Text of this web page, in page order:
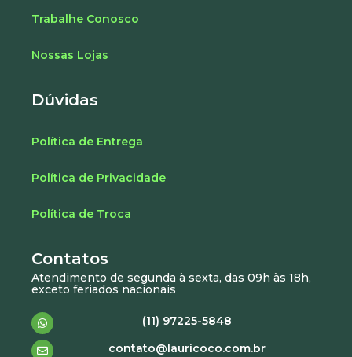
Trabalhe Conosco
Nossas Lojas
Dúvidas
Política de Entrega
Política de Privacidade
Política de Troca
Contatos
Atendimento de segunda à sexta, das 09h às 18h,
exceto feriados nacionais
(11) 97225-5848
contato@lauricoco.com.br